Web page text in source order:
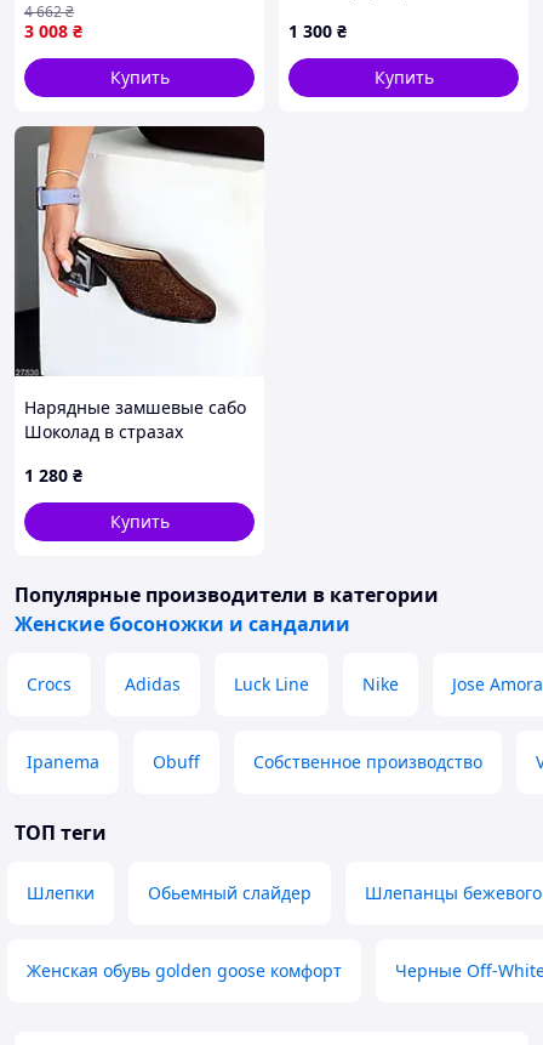
3 008 ₴
4 662₴
Купить
1 300 ₴
Купить
Нарядные замшевые сабо
Шоколад в стразах
1 280 ₴
Купить
Популярные производители в категории
Женские босоножки и сандалии
Crocs Adidas Luck Line Nike Jose
Ipanema Obuff Собственное производство
ТОП теги
Шлепки Обьемный слайдер Шлепанцы бежевого
Женская обувь golden goose комфорт Черные Off-